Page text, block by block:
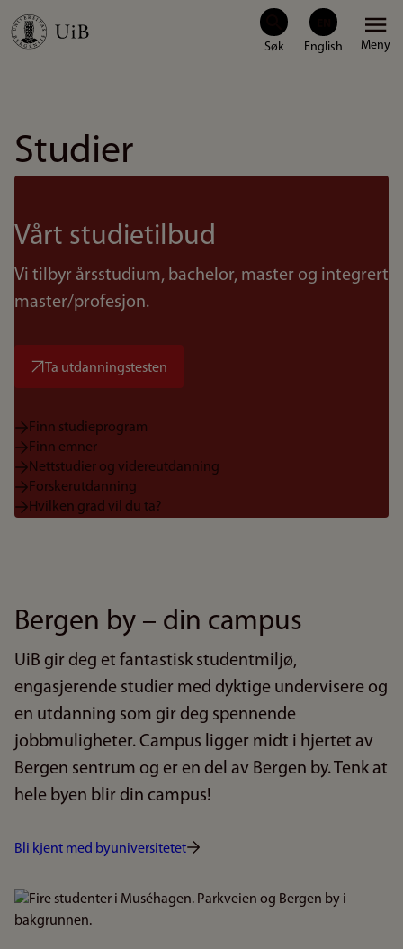
Hopp
Meny
Studier
Vårt studietilbud
Vi tilbyr årsstudium, bachelor, master og integrert
master/profesjon.
Ta utdanningstesten
Finn studieprogram
Finn emner
Nettstudier og videreutdanning
Forskerutdanning
Hvilken grad vil du ta?
Bergen by – din campus
UiB gir deg et fantastisk studentmiljø,
engasjerende studier med dyktige undervisere og
en utdanning som gir deg spennende
jobbmuligheter. Campus ligger midt i hjertet av
Bergen sentrum og er en del av Bergen by. Tenk at
hele byen blir din campus!
Bli kjent med byuniversitetet
Bilde